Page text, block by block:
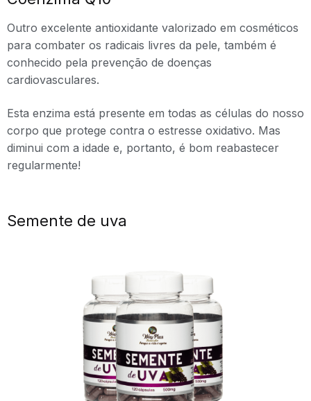
Outro excelente antioxidante valorizado em cosméticos
para combater os radicais livres da pele, também é
conhecido pela prevenção de doenças
cardiovasculares.
Esta enzima está presente em todas as células do nosso
corpo que protege contra o estresse oxidativo. Mas
diminui com a idade e, portanto, é bom reabastecer
regularmente!
Semente de uva